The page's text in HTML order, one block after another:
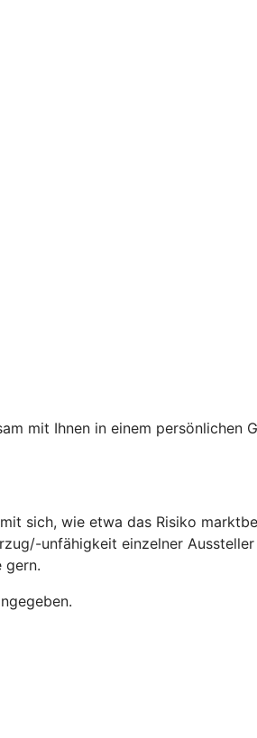
mit Ihnen in einem persönlichen
sich, wie etwa das Risiko
unfähigkeit einzelner
gern.